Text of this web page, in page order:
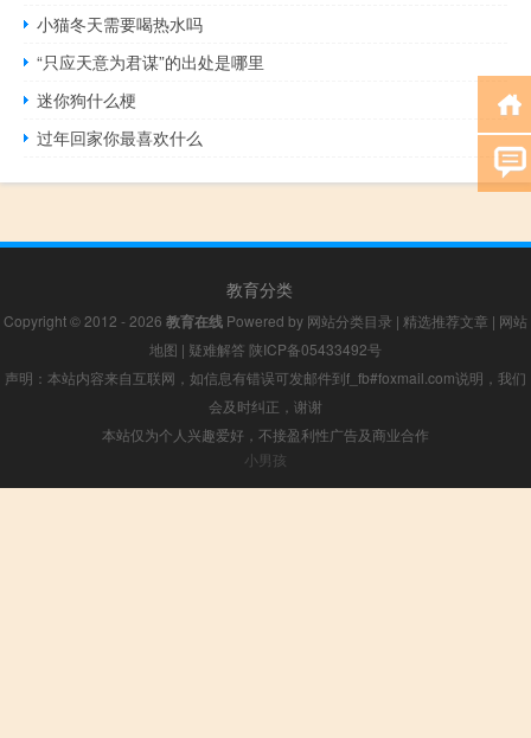
小猫冬天需要喝热水吗
“只应天意为君谋”的出处是哪里
迷你狗什么梗
过年回家你最喜欢什么
教育分类
Copyright © 2012 - 2026 教育在线 Powered by 网站分类目录 | 精选推荐文章 | 网站
地图 | 疑难解答 陕ICP备05433492号
声明：本站内容来自互联网，如信息有错误可发邮件到f_fb#foxmail.com说明，我们
会及时纠正，谢谢
本站仅为个人兴趣爱好，不接盈利性广告及商业合作
小男孩